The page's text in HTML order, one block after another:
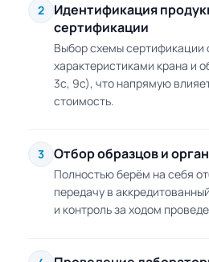
2
Идентификация
сертификации
Выбор схемы сертификации
характеристиками крана и
3с, 9с), что напрямую
стоимость.
3 Отбор образцов и
Полностью берём на себя
передачу в
и контроль за ходом